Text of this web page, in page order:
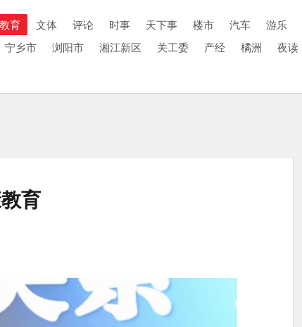
教育 文体 评论 时事 天下事 楼市 汽车 游乐
宁乡市 浏阳市 湘江新区 关工委 产经 橘洲 夜读
育